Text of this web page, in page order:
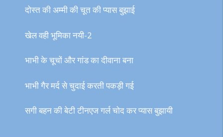
दोस्त की अम्मी की चूत की प्यास बुझाई
खेल वही भूमिका नयी-2
भाभी के चूचों और गांड का दीवाना बना
भाभी गैर मर्द से चुदाई करती पकड़ी गई
सगी बहन की बेटी टीनएज गर्ल चोद कर प्यास बुझायी